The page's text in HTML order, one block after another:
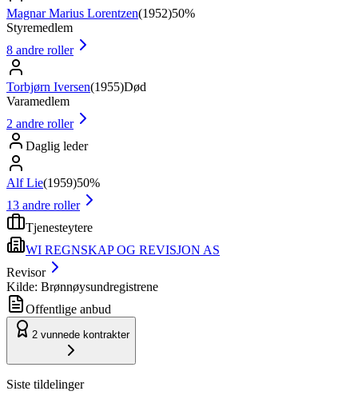
Magnar Marius Lorentzen(1952)50%
Styremedlem
8 andre roller
Torbjørn Iversen(1955)Død
Varamedlem
2 andre roller
Daglig leder
Alf Lie(1959)50%
13 andre roller
Tjenesteytere
WI REGNSKAP OG REVISJON AS
Revisor
Kilde: Brønnøysundregistrene
Offentlige anbud
2 vunnede kontrakter
Siste tildelinger